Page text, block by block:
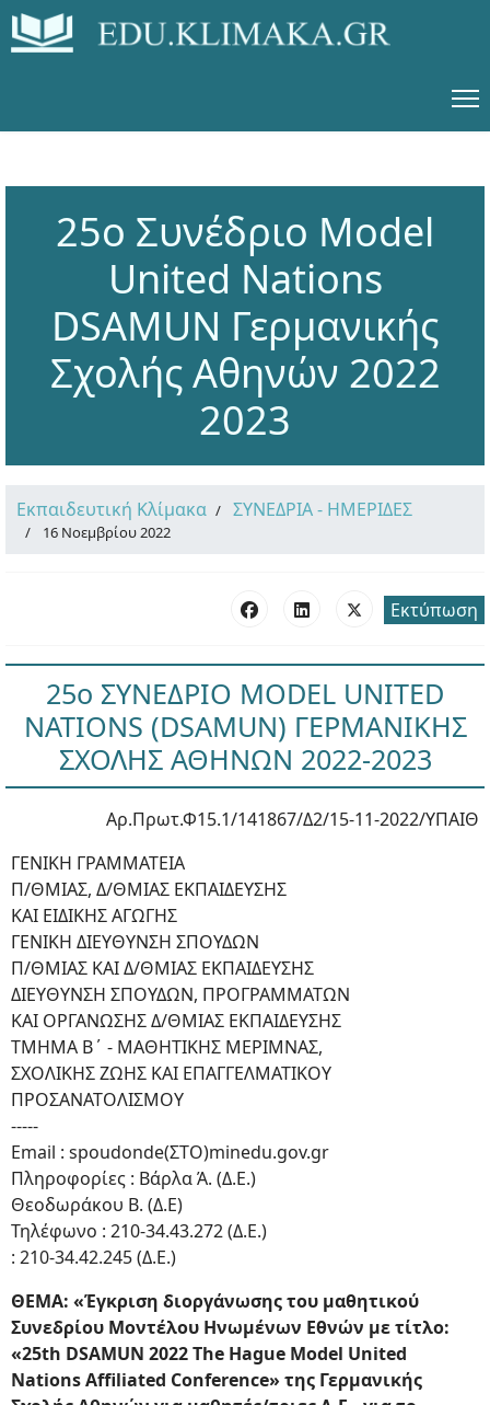
25ο Συνέδριο Model
United Nations
DSAMUN Γερμανικής
Σχολής Αθηνών 2022
2023
Εκπαιδευτική Κλίμακα ΣΥΝΕΔΡΙΑ - ΗΜΕΡΙΔΕΣ
16 Νοεμβρίου 2022
Εκτύπωση
25o ΣΥΝΕΔΡΙΟ MODEL UNITED
NATIONS (DSAMUN) ΓΕΡΜΑΝΙΚΗΣ
ΣΧΟΛΗΣ ΑΘΗΝΩΝ 2022-2023
Αρ.Πρωτ.Φ15.1/141867/Δ2/15-11-2022/ΥΠΑΙΘ
ΓΕΝΙΚΗ ΓΡΑΜΜΑΤΕΙΑ
Π/ΘΜΙΑΣ, Δ/ΘΜΙΑΣ ΕΚΠΑΙΔΕΥΣΗΣ
ΚΑΙ ΕΙΔΙΚΗΣ ΑΓΩΓΗΣ
ΓΕΝΙΚΗ ΔΙΕΥΘΥΝΣΗ ΣΠΟΥΔΩΝ
Π/ΘΜΙΑΣ ΚΑΙ Δ/ΘΜΙΑΣ ΕΚΠΑΙΔΕΥΣΗΣ
ΔΙΕΥΘΥΝΣΗ ΣΠΟΥΔΩΝ, ΠΡΟΓΡΑΜΜΑΤΩΝ
ΚΑΙ ΟΡΓΑΝΩΣΗΣ Δ/ΘΜΙΑΣ ΕΚΠΑΙΔΕΥΣΗΣ
ΤΜΗΜΑ Β΄ - ΜΑΘΗΤΙΚΗΣ ΜΕΡΙΜΝΑΣ,
ΣΧΟΛΙΚΗΣ ΖΩΗΣ ΚΑΙ ΕΠΑΓΓΕΛΜΑΤΙΚΟΥ
ΠΡΟΣΑΝΑΤΟΛΙΣΜΟΥ
-----
Email : spoudonde(ΣΤΟ)minedu.gov.gr
Πληροφορίες : Βάρλα Ά. (Δ.Ε.)
Θεοδωράκου Β. (Δ.Ε)
Τηλέφωνο : 210-34.43.272 (Δ.Ε.)
: 210-34.42.245 (Δ.Ε.)
ΘΕΜΑ: «Έγκριση διοργάνωσης του μαθητικού
Συνεδρίου Μοντέλου Ηνωμένων Εθνών με τίτλο:
«25th DSAMUN 2022 The Hague Model United
Nations Affiliated Conference» της Γερμανικής